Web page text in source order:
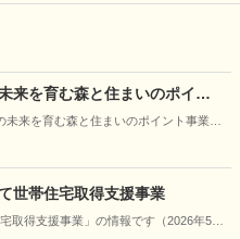
来を育む森と住まいのポイン
来を育む森と住まいのポイント事業」
世帯住宅取得支援事業
取得支援事業」の情報です（2026年5月